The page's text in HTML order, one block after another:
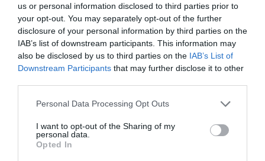
us or personal information disclosed to third parties prior to
your opt-out. You may separately opt-out of the further
disclosure of your personal information by third parties on the
IAB’s list of downstream participants. This information may
also be disclosed by us to third parties on the IAB’s List of
Downstream Participants that may further disclose it to other
Personal Data Processing Opt Outs
I want to opt-out of the Sharing of my
personal data.
Opted In